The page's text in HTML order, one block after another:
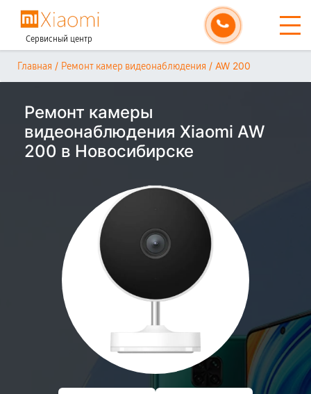
Сервисный центр
Главная / Ремонт камер видеонаблюдения / AW 200
Ремонт камеры
видеонаблюдения Xiaomi AW
200 в Новосибирске